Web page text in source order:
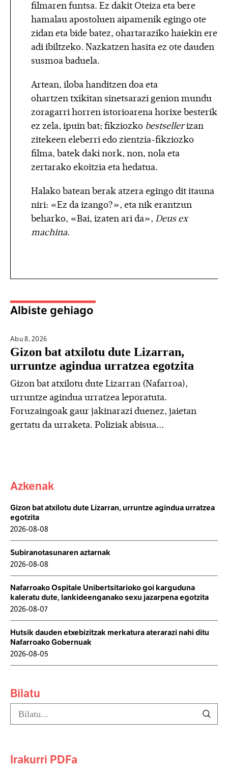
filmaren funtsa. Ez dakit Oteiza eta bere
hamalau apostoluen aipamenik egingo ote
zidan eta bide batez, ohartaraziko haiekin ere
adi ibiltzeko. Nazkatzen hasita ez ote dauden
susmoa baduela.
Artean, iloba handitzen doa eta
ohartzen txikitan sinetsarazi genion mundu
zoragarri horren istorioarena horixe besterik
ez zela, ipuin bat; fikziozko bestsellerizan
zitekeen eleberri edo zientzia-fikziozko
filma, batek daki nork, non, nola eta
zertarako ekoitzia eta hedatua.
Halako batean berak atzera egingo dit itauna
niri: «Ez da izango?», eta nik erantzun
beharko, «Bai, izaten ari da», Deus ex
machina.
Albiste gehiago
Abu 8,2026
Gizon bat atxilotu dute Lizarran,
urruntze agindua urratzea egotzita
Gizon bat atxilotu dute Lizarran (Nafarroa),
urruntze agindua urratzea leporatuta.
Foruzaingoak gaur jakinarazi duenez, jaietan
gertatu da urraketa. Poliziak abisua...
Azkenak
Gizon bat atxilotu dute Lizarran, urruntze agindua urratzea
egotzita
2026-08-08
Subiranotasunaren aztarnak
2026-08-08
Nafarroako Ospitale Unibertsitarioko goi karguduna
kaleratu dute, lankideenganako sexu jazarpena egotzita
2026-08-07
Hutsik dauden etxebizitzak merkatura aterarazi nahi ditu
Nafarroako Gobernuak
2026-08-05
Bilatu
Irakurri PDFa